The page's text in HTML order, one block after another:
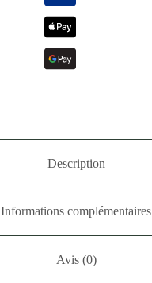
Description
Informations complémentaires
Avis (0)